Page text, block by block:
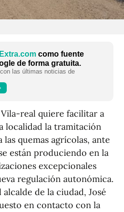
como fuente
de forma gratuita.
las últimas noticias de
real quiere facilitar a
localidad la tramitación
quemas agrícolas, ante
están produciendo en la
excepcionales
regulación autonómica.
de la ciudad, José
en contacto con la